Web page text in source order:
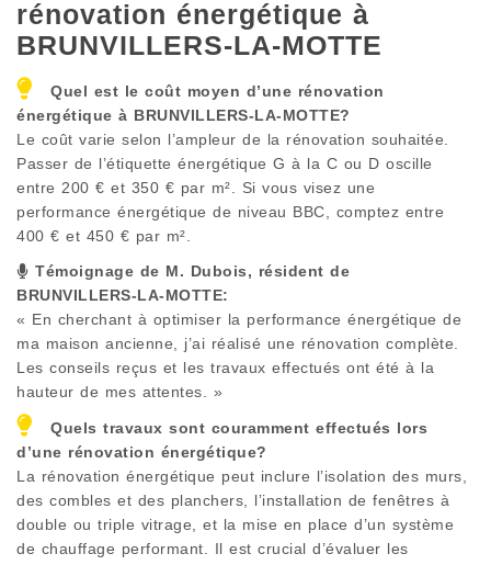
rénovation énergétique à
BRUNVILLERS-LA-MOTTE
Quel est le coût moyen d’une rénovation
énergétique à BRUNVILLERS-LA-MOTTE?
Le coût varie selon l’ampleur de la rénovation souhaitée.
Passer de l’étiquette énergétique G à la C ou D oscille
entre 200 € et 350 € par m². Si vous visez une
performance énergétique de niveau BBC, comptez entre
400 € et 450 € par m².
Témoignage de M. Dubois, résident de
BRUNVILLERS-LA-MOTTE:
« En cherchant à optimiser la performance énergétique de
ma maison ancienne, j’ai réalisé une rénovation complète.
Les conseils reçus et les travaux effectués ont été à la
hauteur de mes attentes. »
Quels travaux sont couramment effectués lors
d’une rénovation énergétique?
La rénovation énergétique peut inclure l’isolation des murs,
des combles et des planchers, l’installation de fenêtres à
double ou triple vitrage, et la mise en place d’un système
de chauffage performant. Il est crucial d’évaluer les